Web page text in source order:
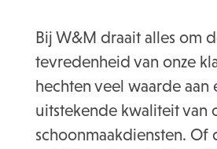
Bij W&M draait alles om
tevredenheid van onze
hechten veel waarde aan
uitstekende kwaliteit van
schoonmaakdiensten. Of